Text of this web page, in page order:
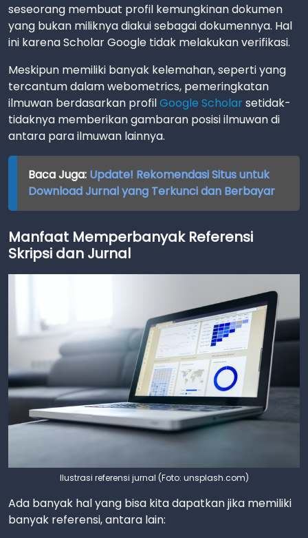
seseorang membuat profil kemungkinan dokumen
yang bukan miliknya diakui sebagai dokumennya. Hal
ini karena Scholar Google tidak melakukan verifikasi.
Meskipun memiliki banyak kelemahan, seperti yang
tercantum dalam webometrics, pemeringkatan
ilmuwan berdasarkan profilGoogle Scholarsetidak-
tidaknya memberikan gambaran posisi ilmuwan di
antara para ilmuwan lainnya.
Baca Juga: Update! Rekomendasi Situs untuk
Download Jurnal yang Terkunci dan Berbayar
Manfaat Memperbanyak Referensi
Skripsi dan Jurnal
Ilustrasi referensi jurnal (Foto: unsplash.com)
Ada banyak hal yang bisa kita dapatkan jika memiliki
banyak referensi, antara lain: